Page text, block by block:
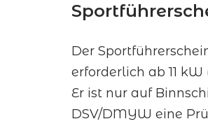
Der
erforderlich ab 11
Er ist nur auf
DSV/DMYW eine